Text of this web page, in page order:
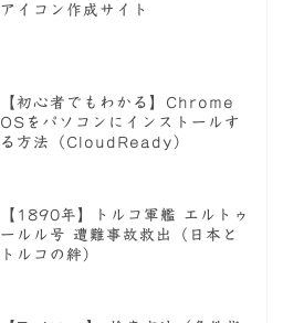
アイコン作成サイト
【初心者でもわかる】Chrome
OSをパソコンにインストールす
る方法（CloudReady）
【1890年】トルコ軍艦 エルトゥ
ールル号 遭難事故救出（日本と
トルコの絆）